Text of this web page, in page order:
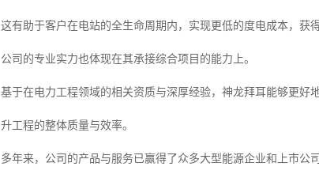
这有助于客户在电站的全生命周期内，实现更低的度电成本，获
公司的专业实力也体现在其承接综合项目的能力上。
基于在电力工程领域的相关资质与深厚经验，神龙拜耳能够更
升工程的整体质量与效率。
多年来，公司的产品与服务已赢得了众多大型能源企业和上市公